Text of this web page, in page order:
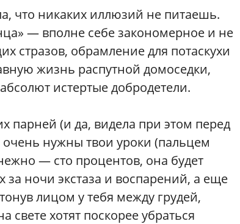
что никаких иллюзий не питаешь.
— вполне себе закономерное и не
стразов, обрамление для потаскухи
жизнь распутной домоседки,
истертые добродетели.
парней (и да, видела при этом перед
нужны твои уроки (пальцем
— сто процентов, она будет
ночи экстаза и воспарений, а еще
лицом у тебя между грудей,
хотят поскорее убраться